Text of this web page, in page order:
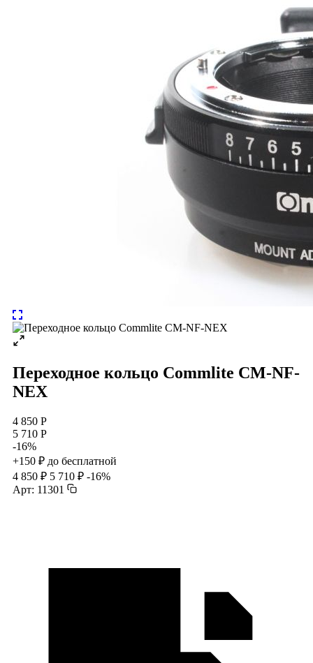
Переходное кольцо Commlite CM-NF-
NEX
4 850 Р
5 710 Р
-16%
+150 ₽ до бесплатной
4 850 ₽ 5 710 ₽ -16%
Арт: 11301